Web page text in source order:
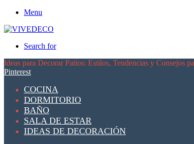
Menu
Search for
Ideas para Decorar Patios: Estilos, Tendencias y Consejos
Pinterest
COCINA
DORMITORIO
BAÑO
SALA DE ESTAR
IDEAS DE DECORACIÓN